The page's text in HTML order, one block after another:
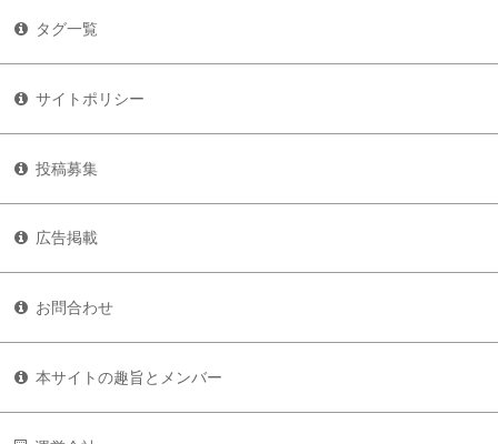
タグ一覧
サイトポリシー
投稿募集
広告掲載
お問合わせ
本サイトの趣旨とメンバー